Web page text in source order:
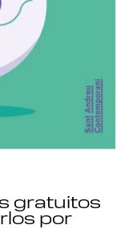
gratuitos
por